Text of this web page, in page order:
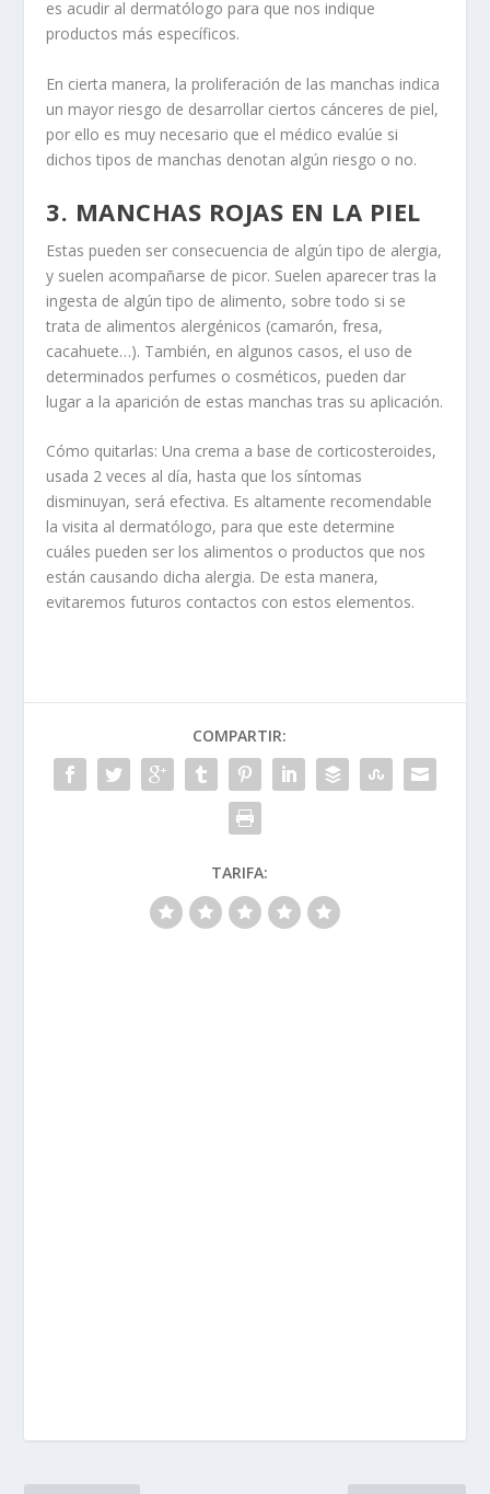
es acudir al dermatólogo para que nos indique
productos más específicos.
En cierta manera, la proliferación de las manchas indica
un mayor riesgo de desarrollar ciertos cánceres de piel,
por ello es muy necesario que el médico evalúe si
dichos tipos de manchas denotan algún riesgo o no.
3. MANCHAS ROJAS EN LA PIEL
Estas pueden ser consecuencia de algún tipo de alergia,
y suelen acompañarse de picor. Suelen aparecer tras la
ingesta de algún tipo de alimento, sobre todo si se
trata de alimentos alergénicos (camarón, fresa,
cacahuete…). También, en algunos casos, el uso de
determinados perfumes o cosméticos, pueden dar
lugar a la aparición de estas manchas tras su aplicación.
Cómo quitarlas: Una crema a base de corticosteroides,
usada 2 veces al día, hasta que los síntomas
disminuyan, será efectiva. Es altamente recomendable
la visita al dermatólogo, para que este determine
cuáles pueden ser los alimentos o productos que nos
están causando dicha alergia. De esta manera,
evitaremos futuros contactos con estos elementos.
COMPARTIR:
TARIFA: